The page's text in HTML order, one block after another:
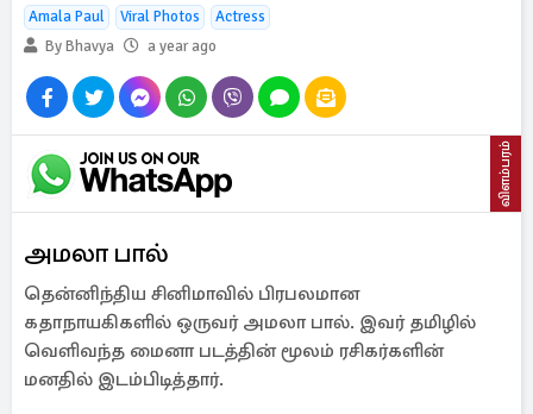
Amala Paul Viral Photos
Actress
By Bhavya
a year ago
விளம்பரம்
அமலா பால்
தென்னிந்திய சினிமாவில் பிரபலமான
கதாநாயகிகளில் ஒருவர் அமலா பால். இவர் தமிழில்
வெளிவந்த மைனா படத்தின் மூலம் ரசிகர்களின்
மனதில் இடம்பிடித்தார்.